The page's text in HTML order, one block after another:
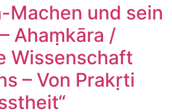
Machen und sein
Ahaṃkāra /
Wissenschaft
– Von Prakṛti